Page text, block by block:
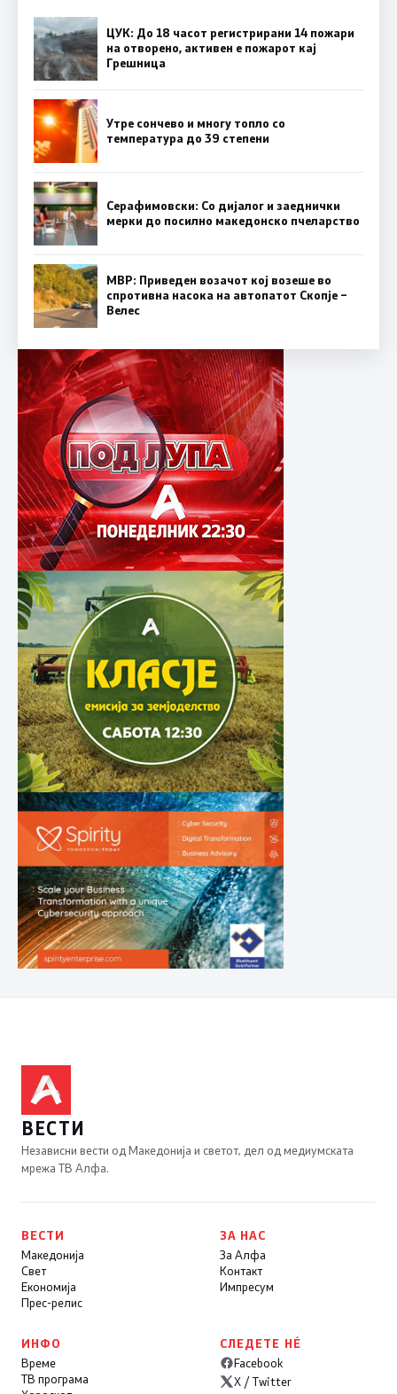
ЦУК: До 18 часот регистрирани 14 пожари
на отворено, активен е пожарот кај
Грешница
Утре сончево и многу топло со
температура до 39 степени
Серафимовски: Со дијалог и заеднички
мерки до посилно македонско пчеларство
МВР: Приведен возачот кој возеше во
спротивна насока на автопатот Скопје –
Велес
ВЕСТИ
Независни вести од Македонија и светот, дел од медиумската
мрежа ТВ Алфа.
ВЕСТИ
Македонија
Свет
Економија
Прес-релис
ЗА НАС
За Алфа
Контакт
Импресум
ИНФО
Време
ТВ програма
СЛЕДЕТЕ НÉ
Facebook
X / Twitter